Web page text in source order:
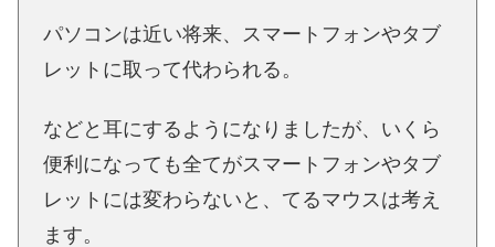
パソコンは近い将来、スマートフォンやタブ
レットに取って代わられる。
などと耳にするようになりましたが、いくら
便利になっても全てがスマートフォンやタブ
レットには変わらないと、てるマウスは考え
ます。